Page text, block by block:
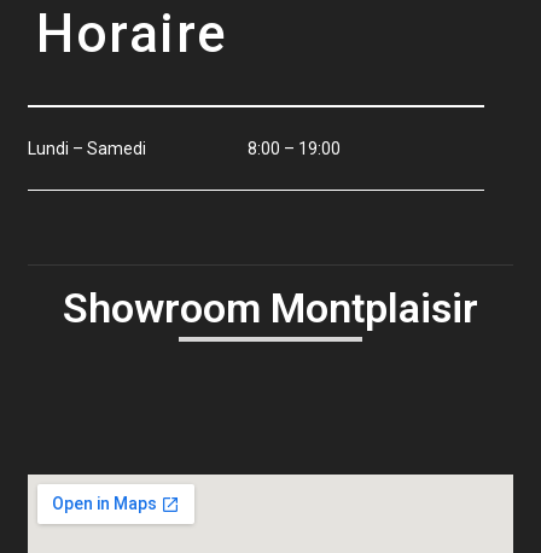
Horaire
Lundi – Samedi 8:00 – 19:00
Showroom Montplaisir